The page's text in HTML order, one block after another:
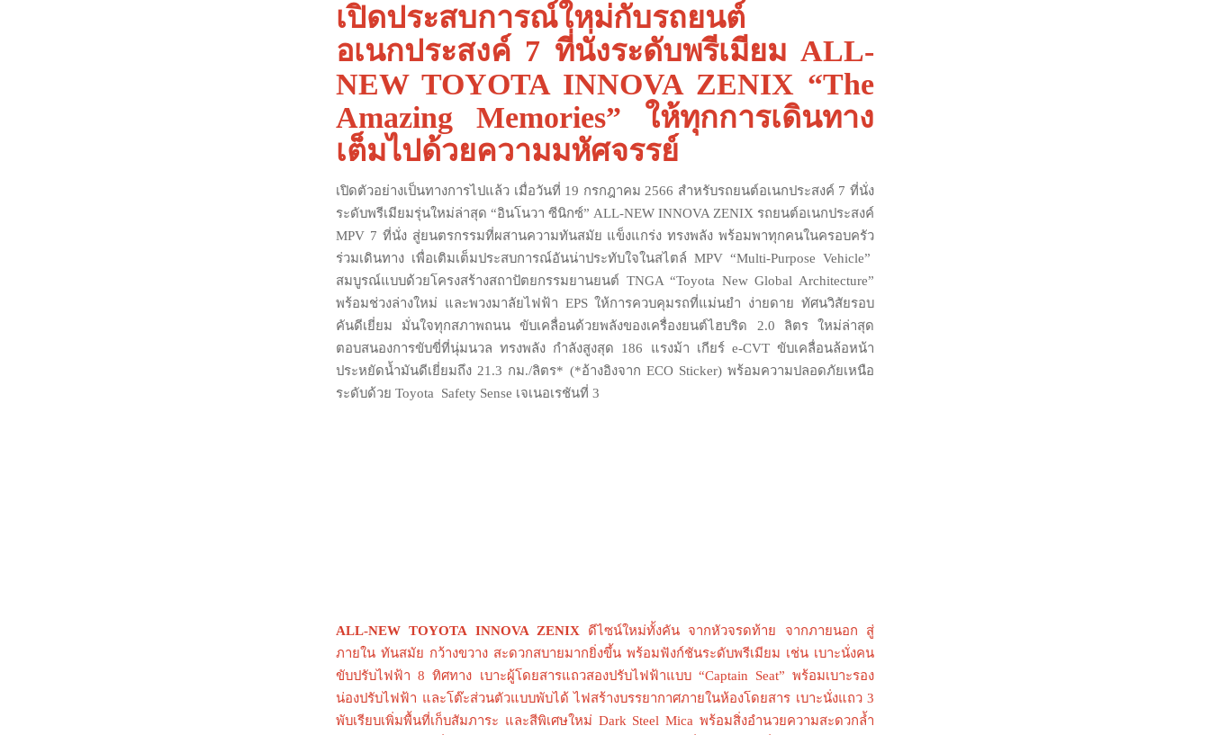
เปิดประสบการณ์ใหม่กับรถยนต์
อเนกประสงค์ 7 ที่นั่งระดับพรีเมียม ALL-
NEW TOYOTA INNOVA ZENIX “The
Amazing Memories” ให้ทุกการเดินทาง
เต็มไปด้วยความมหัศจรรย์
เปิดตัวอย่างเป็นทางการไปแล้ว เมื่อวันที่ 19 กรกฎาคม 2566 สำหรับรถยนต์อเนกประสงค์ 7 ที่นั่ง
ระดับพรีเมียมรุ่นใหม่ล่าสุด “อินโนวา ซีนิกซ์” ALL-NEW INNOVA ZENIX รถยนต์อเนกประสงค์
MPV 7 ที่นั่ง สู่ยนตรกรรมที่ผสานความทันสมัย แข็งแกร่ง ทรงพลัง พร้อมพาทุกคนในครอบครัว
ร่วมเดินทาง เพื่อเติมเต็มประสบการณ์อันน่าประทับใจในสไตล์ MPV “Multi-Purpose Vehicle”
สมบูรณ์แบบด้วยโครงสร้างสถาปัตยกรรมยานยนต์ TNGA “Toyota New Global Architecture”
พร้อมช่วงล่างใหม่ และพวงมาลัยไฟฟ้า EPS ให้การควบคุมรถที่แม่นยำ ง่ายดาย ทัศนวิสัยรอบ
คันดีเยี่ยม มั่นใจทุกสภาพถนน ขับเคลื่อนด้วยพลังของเครื่องยนต์ไฮบริด 2.0 ลิตร ใหม่ล่าสุด
ตอบสนองการขับขี่ที่นุ่มนวล ทรงพลัง กำลังสูงสุด 186 แรงม้า เกียร์ e-CVT ขับเคลื่อนล้อหน้า
ประหยัดน้ำมันดีเยี่ยมถึง 21.3 กม./ลิตร* (*อ้างอิงจาก ECO Sticker) พร้อมความปลอดภัยเหนือ
ระดับด้วย Toyota Safety Sense เจเนอเรชันที่ 3
ALL-NEW TOYOTA INNOVA ZENIX ดีไซน์ใหม่ทั้งคัน จากหัวจรดท้าย จากภายนอก สู่
ภายใน ทันสมัย กว้างขวาง สะดวกสบายมากยิ่งขึ้น พร้อมฟังก์ชันระดับพรีเมียม เช่น เบาะนั่งคน
ขับปรับไฟฟ้า 8 ทิศทาง เบาะผู้โดยสารแถวสองปรับไฟฟ้าแบบ “Captain Seat”พร้อมเบาะรอง
น่องปรับไฟฟ้า และโต๊ะส่วนตัวแบบพับได้ ไฟสร้างบรรยากาศภายในห้องโดยสาร เบาะนั่งแถว 3
พับเรียบเพิ่มพื้นที่เก็บสัมภาระ และสีพิเศษใหม่ Dark Steel Mica พร้อมสิ่งอำนวยความสะดวกล้ำ